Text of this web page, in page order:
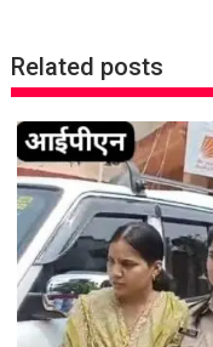
n
a
v
i
g
a
t
i
o
Related posts